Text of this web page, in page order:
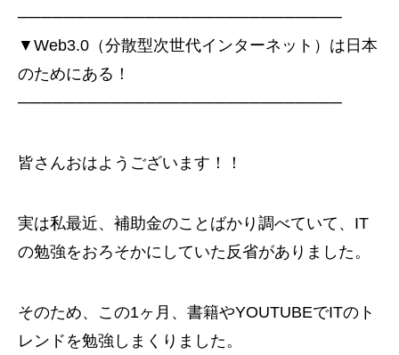
────────────────────────────
▼Web3.0（分散型次世代インターネット）は日本
のためにある！
────────────────────────────
皆さんおはようございます！！
実は私最近、補助金のことばかり調べていて、IT
の勉強をおろそかにしていた反省がありました。
そのため、この1ヶ月、書籍やYOUTUBEでITのト
レンドを勉強しまくりました。